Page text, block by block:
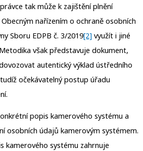
tak může k zajištění plnění
nařízením o ochraně osobních
Sboru EDPB č. 3/2019[2] využít i jiné
však představuje dokument,
autentický výklad ústředního
očekávatelný postup úřadu
popis kamerového systému a
osobních údajů kamerovým systémem.
kamerového systému zahrnuje